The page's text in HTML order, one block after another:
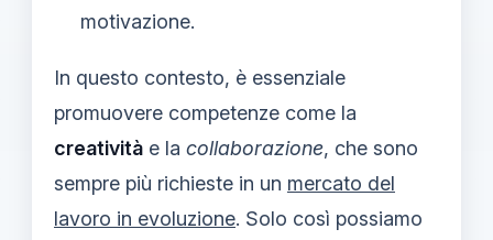
motivazione.
In questo contesto, è essenziale
promuovere competenze come la
creatività e la collaborazione, che sono
sempre più richieste in un mercato del
lavoro in evoluzione. Solo così possiamo